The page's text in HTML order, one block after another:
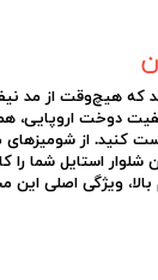
که هیچ‌وقت از مد
دوخت اروپایی،
کنید. از شومیزهای
شلوار استایل شما